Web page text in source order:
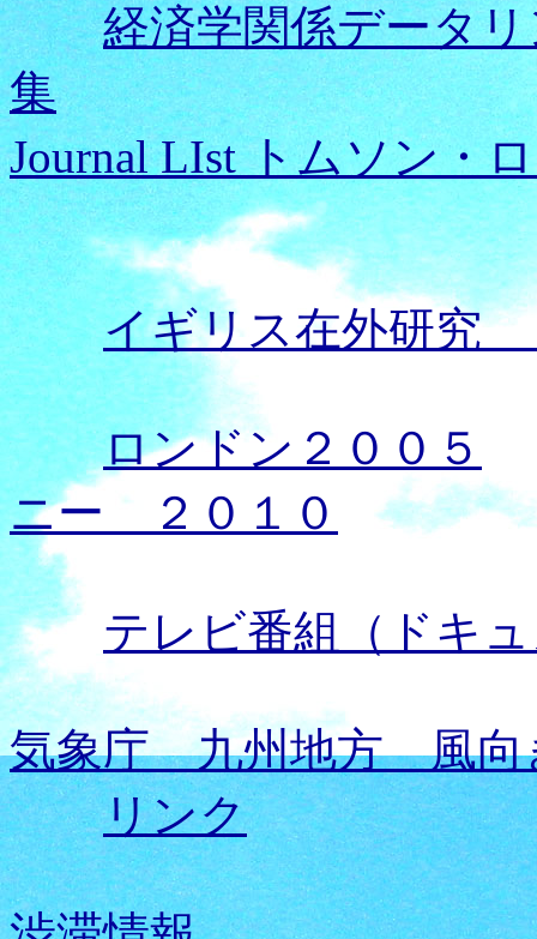
経済学関係データ
集
Journal LIst トムソン・
イギリス在外研究
ロンドン２００５
ニー ２０１０
テレビ番組（ドキ
気象庁 九州地方 風向
リンク